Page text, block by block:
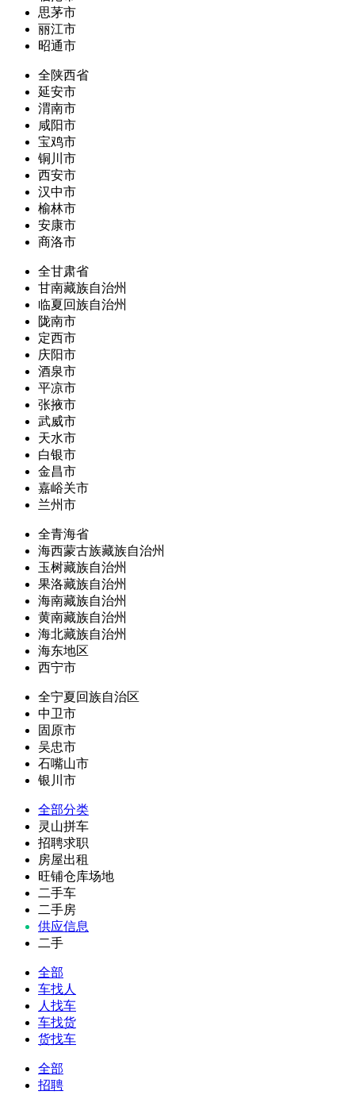
思茅市
丽江市
昭通市
全陕西省
延安市
渭南市
咸阳市
宝鸡市
铜川市
西安市
汉中市
榆林市
安康市
商洛市
全甘肃省
甘南藏族自治州
临夏回族自治州
陇南市
定西市
庆阳市
酒泉市
平凉市
张掖市
武威市
天水市
白银市
金昌市
嘉峪关市
兰州市
全青海省
海西蒙古族藏族自治州
玉树藏族自治州
果洛藏族自治州
海南藏族自治州
黄南藏族自治州
海北藏族自治州
海东地区
西宁市
全宁夏回族自治区
中卫市
固原市
吴忠市
石嘴山市
银川市
全部分类
灵山拼车
招聘求职
房屋出租
旺铺仓库场地
二手车
二手房
供应信息
二手
全部
车找人
人找车
车找货
货找车
全部
招聘